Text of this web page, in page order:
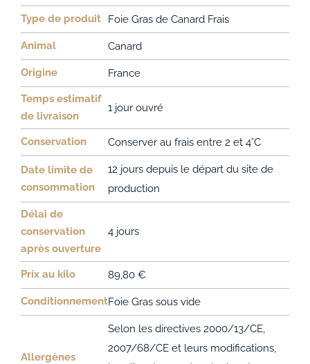
Type de produit Foie Gras de Canard Frais
Animal Canard
Origine France
Temps estimatif
de livraison
1 jour ouvré
Conservation Conserver au frais entre 2 et 4°C
Date limite de
consommation
12 jours depuis le départ du site de
production
Délai de
conservation
après ouverture
4 jours
Prix au kilo 89,80 €
ConditionnementFoie Gras sous vide
Allergènes
Selon les directives 2000/13/CE,
2007/68/CE et leurs modifications,